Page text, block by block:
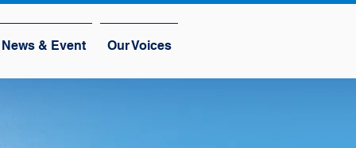
News & Event Our Voices